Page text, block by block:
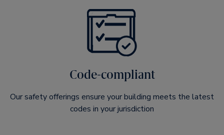
Code-compliant
Our safety offerings ensure your building meets the latest
codes in your jurisdiction